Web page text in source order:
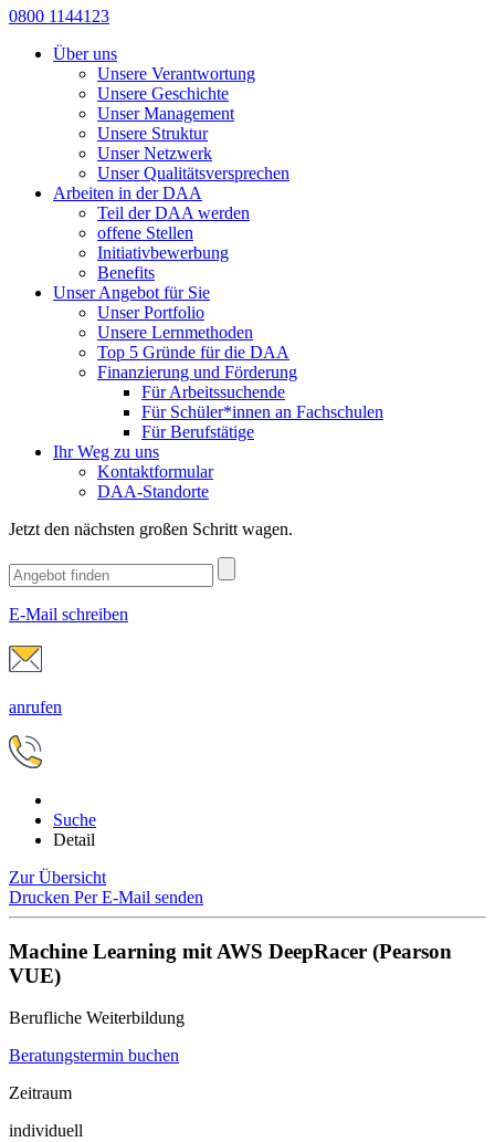
0800 1144123
Über uns
Unsere Verantwortung
Unsere Geschichte
Unser Management
Unsere Struktur
Unser Netzwerk
Unser Qualitätsversprechen
Arbeiten in der DAA
Teil der DAA werden
offene Stellen
Initiativbewerbung
Benefits
Unser Angebot für Sie
Unser Portfolio
Unsere Lernmethoden
Top 5 Gründe für die DAA
Finanzierung und Förderung
Für Arbeitssuchende
Für Schüler*innen an Fachschulen
Für Berufstätige
Ihr Weg zu uns
Kontaktformular
DAA-Standorte
Jetzt den nächsten großen Schritt wagen.
E-Mail schreiben
anrufen
Suche
Detail
Zur Übersicht
Drucken Per E-Mail senden
Machine Learning mit AWS DeepRacer (Pearson
VUE)
Berufliche Weiterbildung
Beratungstermin buchen
Zeitraum
individuell